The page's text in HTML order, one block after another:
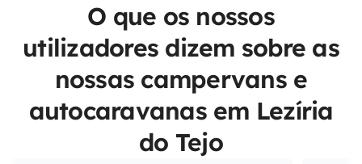
O que os nossos
utilizadores dizem sobre as
nossas campervans e
autocaravanas em Lezíria
do Tejo